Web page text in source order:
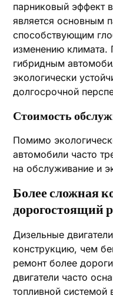
парниковый эффект
является основным
способствующим
изменению климата.
гибридным
экологически
долгосрочной
Стоимость
Помимо
автомобили часто
на обслуживание и
Более сложная
дорогостоящий
Дизельные
конструкцию, чем
ремонт более
двигатели часто
топливной системой